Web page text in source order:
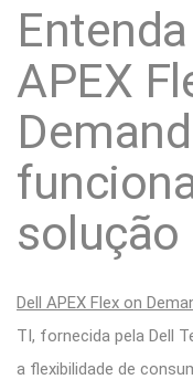
APEX
solução
Dell APEX Flex on
TI, fornecida pela Dell
a flexibilidade de